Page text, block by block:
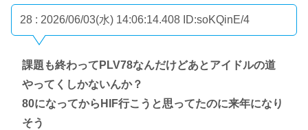
28 : 2026/06/03(水) 14:06:14.408 ID:soKQinE/4
課題も終わってPLV78なんだけどあとアイドルの道
やってくしかないんか？
80になってからHIF行こうと思ってたのに来年になり
そう